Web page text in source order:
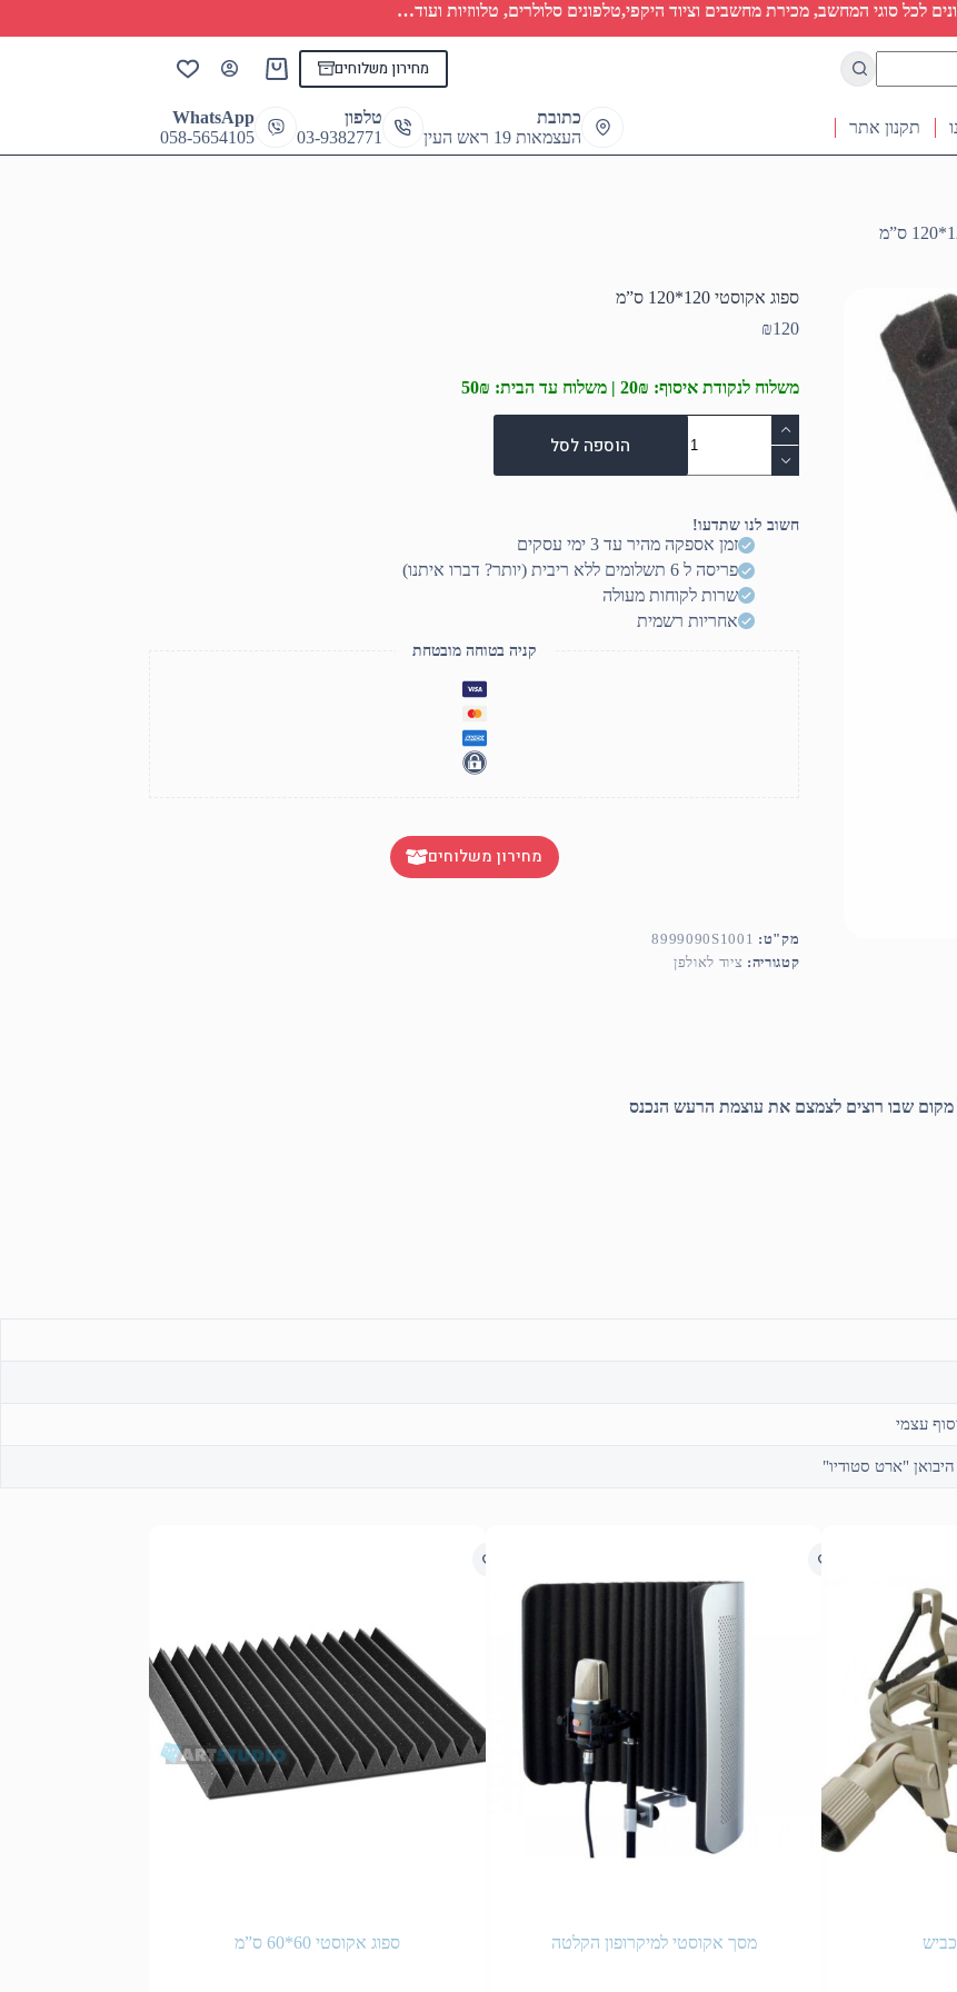
לכל סוגי המחשב, מכירת מחשבים וציוד היקפי,טלפונים סלולרים, טלווזיות ועוד…
מחירון משלוחים
Shopping
תקנון אתר
כתובת
העצמאות 19 ראש העין
טלפון
03-9382771
WhatsApp
058-5654105
ספוג אקוסטי 120*120 ס”מ
₪120
משלוח לנקודת איסוף: 20₪ | משלוח עד הבית: 50₪
כמות
של
ספוג
אקוסטי
ס"מ
הוספה לסל
חשוב לנו שתדעו!
זמן אספקה מהיר עד 3 ימי עסקים
פריסה ל 6 תשלומים ללא ריבית (יותר? דברו איתנו)
שרות לקוחות מעולה
אחריות רשמית
קניה בטוחה מובטחת
מחירון משלוחים
מק"ט: 8999090S1001
קטגוריה: ציוד לאולפן
מקום שבו רוצים לצמצם את עוצמת הרעש הנכנס
מסך אקוסטי למיקרופון הקלטה ספוג אקוסטי 60*60 ס”מ